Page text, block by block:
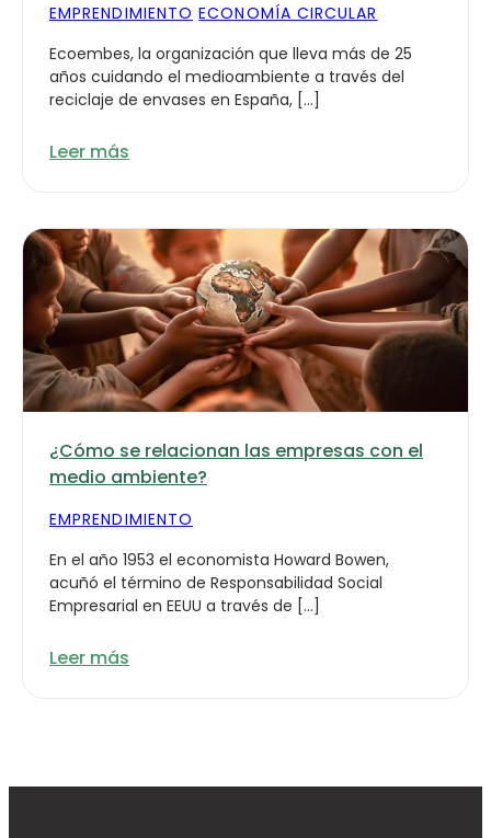
EMPRENDIMIENTO ECONOMÍA CIRCULAR
Ecoembes, la organización que lleva más de 25
años cuidando el medioambiente a través del
reciclaje de envases en España, […]
Leer más
¿Cómo se relacionan las empresas con el
medio ambiente?
EMPRENDIMIENTO
En el año 1953 el economista Howard Bowen,
acuñó el término de Responsabilidad Social
Empresarial en EEUU a través de […]
Leer más